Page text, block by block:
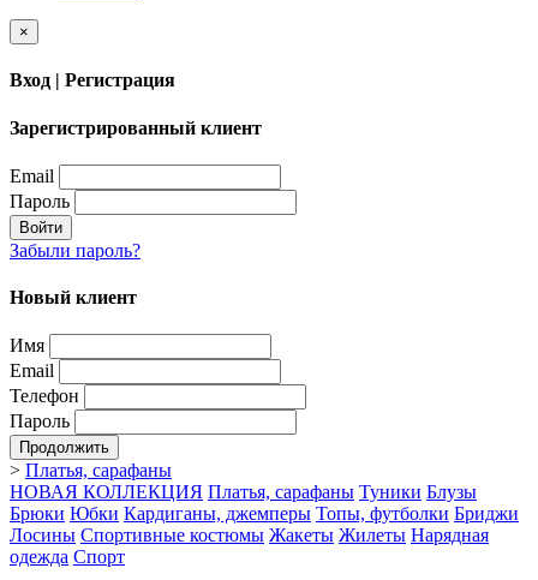
×
Вход | Регистрация
Зарегистрированный клиент
Email
Пароль
Войти
Забыли пароль?
Новый клиент
Имя
Email
Телефон
Пароль
Продолжить
> Платья, сарафаны
НОВАЯ КОЛЛЕКЦИЯ Платья, сарафаны Туники Блузы
Брюки Юбки Кардиганы, джемперы Топы, футболки Бриджи
Лосины Спортивные костюмы Жакеты Жилеты Нарядная
одежда Спорт